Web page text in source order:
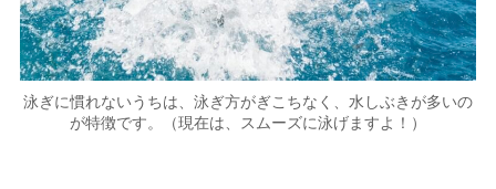
泳ぎに慣れないうちは、泳ぎ方がぎこちなく、水しぶきが多いの
が特徴です。（現在は、スムーズに泳げますよ！）